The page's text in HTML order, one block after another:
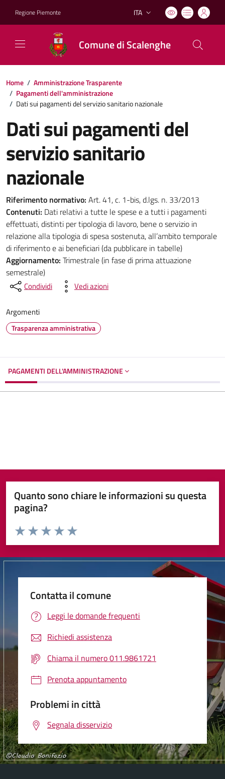
Regione Piemonte Lingua attiva:
ITA
Comune di Scalenghe
Home / Amministrazione Trasparente
/ Pagamenti dell'amministrazione
/ Dati sui pagamenti del servizio sanitario nazionale
Dati sui pagamenti del
servizio sanitario
nazionale
Riferimento normativo: Art. 41, c. 1-bis, d.lgs. n. 33/2013
Contenuti: Dati relativi a tutte le spese e a tutti i pagamenti
effettuati, distinti per tipologia di lavoro, bene o servizio in
relazione alla tipologia di spesa sostenuta, all’ambito temporale
di riferimento e ai beneficiari (da pubblicare in tabelle)
Aggiornamento: Trimestrale (in fase di prima attuazione
semestrale)
Condividi Vedi azioni
Argomenti
Trasparenza amministrativa
PAGAMENTI DELL'AMMINISTRAZIONE
Quanto sono chiare le informazioni su questa
pagina?
Valuta da 1 a 5 stelle la pagina
Valuta 5 stelle su 5
Valuta 4 stelle su 5
Valuta 3 stelle su 5
Valuta 2 stelle su 5
Valuta 1 stelle su 5
Contatta il comune
Leggi le domande frequenti
Richiedi assistenza
Chiama il numero 011.9861721
Prenota appuntamento
Problemi in città
Segnala disservizio